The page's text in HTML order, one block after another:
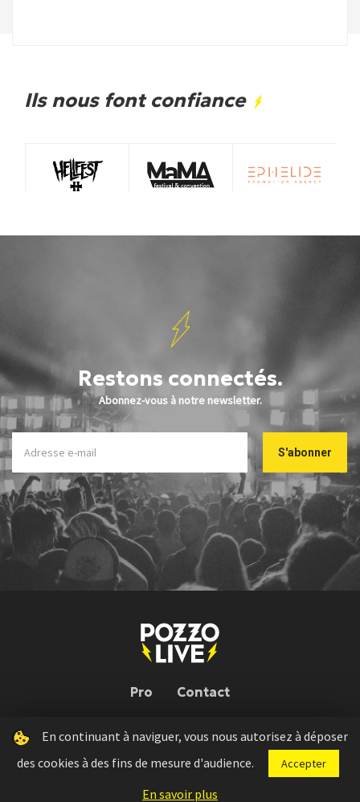
Ils nous font confiance
Restons connectés.
Abonnez-vous à notre newsletter.
Pro Contact
Pozzo Live © 2026 | Conception : Pozzo Team, avec l'aide deBloop
Press kit Règlement concours Mentions légales
En continuant à naviguer, vous nous autorisez à déposer
des cookies à des fins de mesure d'audience.
Accepter
En savoir plus